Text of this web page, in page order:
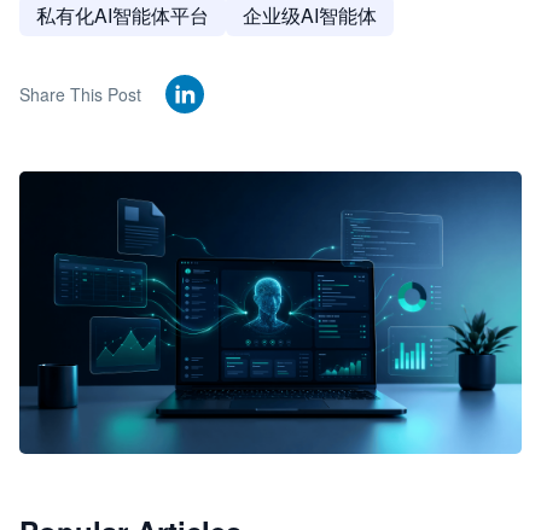
私有化AI智能体平台
企业级AI智能体
Share This Post